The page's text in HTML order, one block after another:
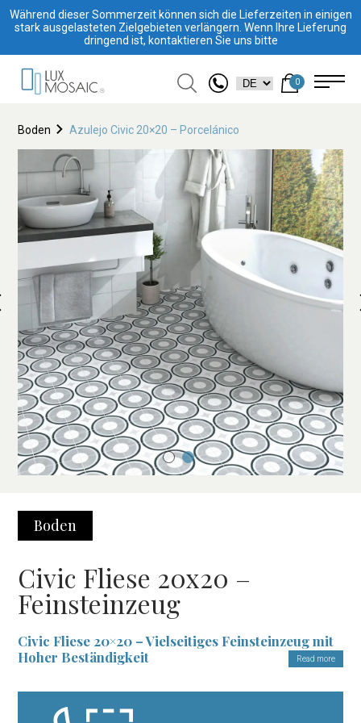
Während dieser Sommerzeit können sich die Lieferzeiten in einigen
stark ausgelasteten Zielgebieten verlängern. Wenn Ihre Lieferung
dringend ist, kontaktieren Sie uns bitte
0
Boden Azulejo Civic 20×20 – Porcelánico
Boden
Civic Fliese 20x20 –
Feinsteinzeug
Civic Fliese 20×20 – Vielseitiges Feinsteinzeug mit
Hoher Beständigkeit
DieCivic Fliese 20×20ist die ideale Lösung für alle, die eine
Fliese suchen, die Funktionalität und modernes Design vereint.
Read more